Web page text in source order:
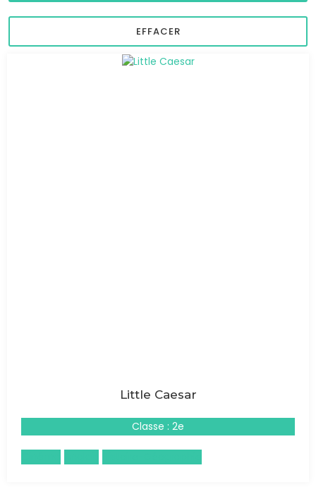
Little Caesar
Classe : 2e